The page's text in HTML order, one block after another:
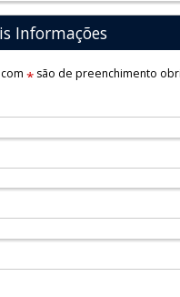
Informações
*são de preenchimento